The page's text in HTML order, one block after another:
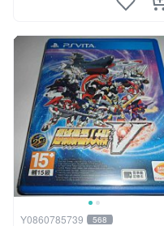
Y0860785739 568